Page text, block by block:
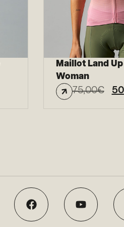
Maillot Land
Woman
75,00€